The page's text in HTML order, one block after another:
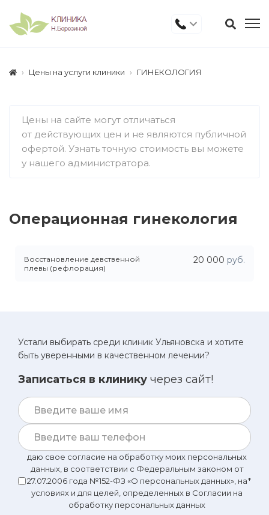
Цены на услуги клиники ГИНЕКОЛОГИЯ
Цены на сайте могут отличаться
от действующих цен и не являются публичной
офертой. Узнать точную стоимость вы можете
у нашего администратора.
Операционная гинекология
Восстановление девственной
плевы (рефлорация)
20 000 руб.
Устали выбирать среди клиник Ульяновска и хотите
быть уверенными в качественном лечении?
Записаться в клинику через сайт!
даю свое согласие на обработку моих персональных
данных, в соответствии с Федеральным законом от
27.07.2006 года №152-ФЗ «О персональных данных», на
условиях и для целей, определенных в Согласии на
обработку персональных данных
*